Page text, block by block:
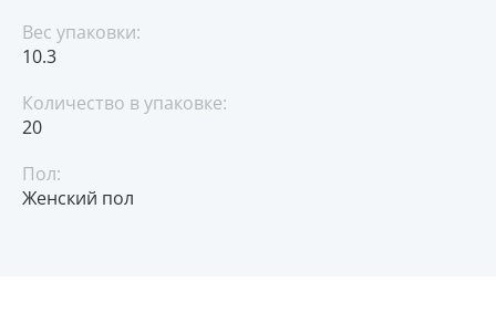
Вес упаковки:
10.3
Количество в упаковке:
20
Пол:
Женский пол